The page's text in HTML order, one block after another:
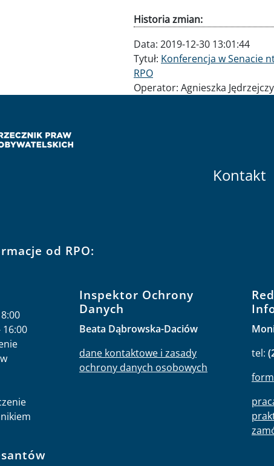
Historia zmian:
Data: 2019-12-30 13:01:44
Tytuł: Konferencja w Senacie
RPO
Operator: Agnieszka
Kontakt
od RPO:
Inspektor Ochrony
Danych
Beata Dąbrowska-Daciów
dane kontaktowe i zasady
ochrony danych osobowych
tel: